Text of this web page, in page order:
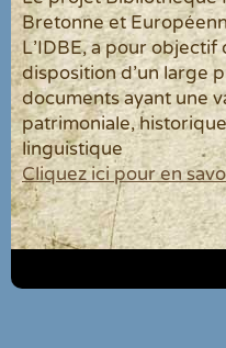
Bretonne et
L'IDBE, a pour objectif
disposition d'un large
documents ayant une
patrimoniale,
linguistique
Cliquez ici pour en